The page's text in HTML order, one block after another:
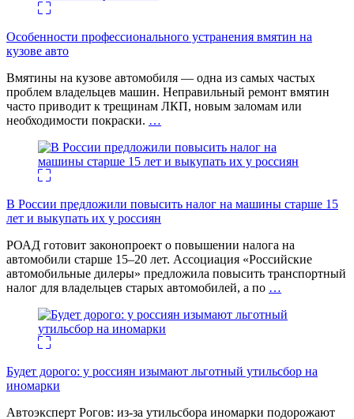
Особенности профессионального устранения вмятин на
кузове авто
Вмятины на кузове автомобиля — одна из самых частых
проблем владельцев машин. Неправильный ремонт вмятин
часто приводит к трещинам ЛКП, новым заломам или
необходимости покраски. …
В России предложили повысить налог на машины старше 15
лет и выкупать их у россиян
РОАД готовит законопроект о повышении налога на
автомобили старше 15–20 лет. Ассоциация «Российские
автомобильные дилеры» предложила повысить транспортный
налог для владельцев старых автомобилей, а по …
Будет дорого: у россиян изымают льготный утильсбор на
иномарки
Автоэксперт Рогов: из-за утильсбора иномарки подорожают